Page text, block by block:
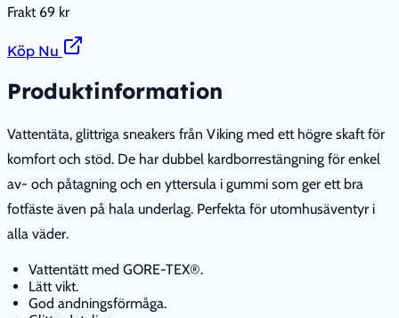
Frakt 69 kr
Köp Nu
Produktinformation
Vattentäta, glittriga sneakers från Viking med ett högre skaft för
komfort och stöd. De har dubbel kardborrestängning för enkel
av- och påtagning och en yttersula i gummi som ger ett bra
fotfäste även på hala underlag. Perfekta för utomhusäventyr i
alla väder.
Vattentätt med GORE-TEX®.
Lätt vikt.
God andningsförmåga.